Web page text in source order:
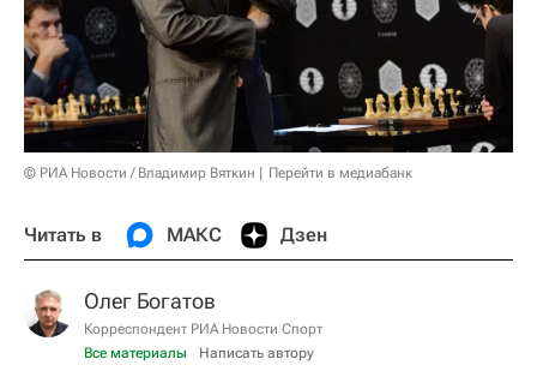
© РИА Новости / Владимир Вяткин Перейти в медиабанк
Читать в МАКС Дзен
Олег Богатов
Корреспондент РИА Новости Спорт
Все материалы
Написать автору